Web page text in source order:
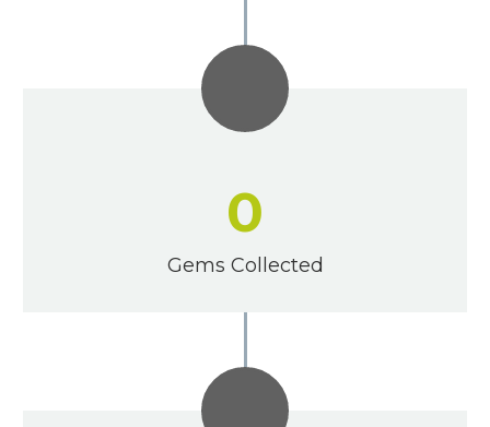
0
Gems Collected